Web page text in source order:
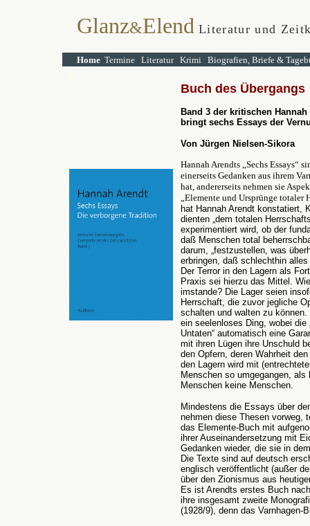
Glanz&Elend Literatur und
Home Termine Literatur Krimi Biografien, Briefe &
Buch des Übergangs
Band 3 der kritischen
bringt sechs Essays der
Von Jürgen Nielsen-Sikora
Hannah Arendts „Sechs Essays“
einerseits Gedanken aus ihrem
hat, andererseits nehmen sie
„Elemente und Ursprünge totaler
hat Hannah Arendt konstatiert,
dienten „dem totalen
experimentiert wird, ob der
daß Menschen total
darum, „festzustellen, was
erbringen, daß schlechthin alles
Der Terror in den Lagern als
Praxis sei hierzu das Mittel.
imstande? Die Lager seien
Herrschaft, die zuvor jegliche
schalten und walten zu
ein seelenloses Ding, wobei die
Untaten“ automatisch eine
mit ihren Lügen ihre Unschuld
den Opfern, deren Wahrheit
den Lagern wird mit
Menschen so umgegangen,
Menschen keine Menschen.
Mindestens die Essays über
nehmen diese Thesen vorweg,
das Elemente-Buch mit
ihrer Auseinandersetzung mit
Gedanken wieder, die sie in
Die Texte sind auf deutsch
englisch veröffentlicht (außer
über den Zionismus aus
Es ist Arendts erstes Buch
ihre insgesamt zweite
(1928/9), denn das Varnhagen-